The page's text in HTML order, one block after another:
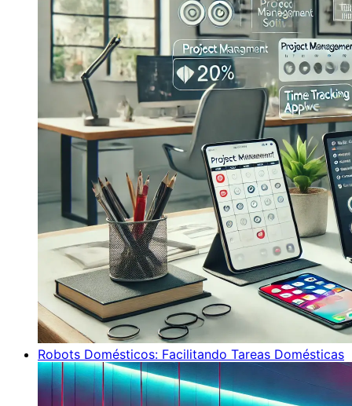
Robots Domésticos: Facilitando Tareas Domésticas